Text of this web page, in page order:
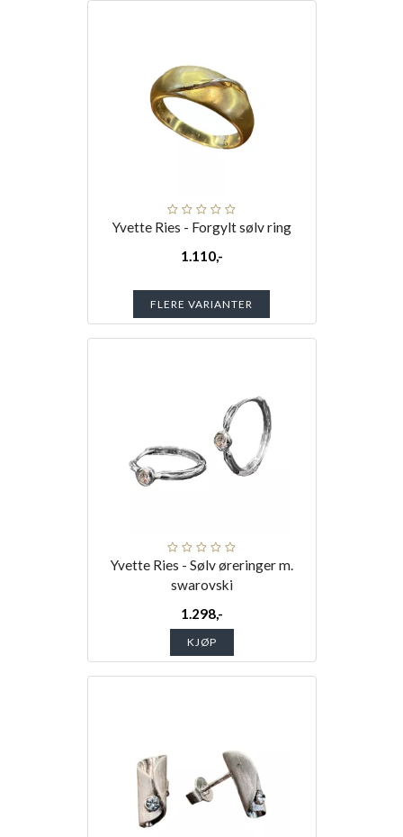
Yvette Ries - Forgylt sølv ring
1.110,-
FLERE VARIANTER
Yvette Ries - Sølv øreringer m.
swarovski
1.298,-
KJØP